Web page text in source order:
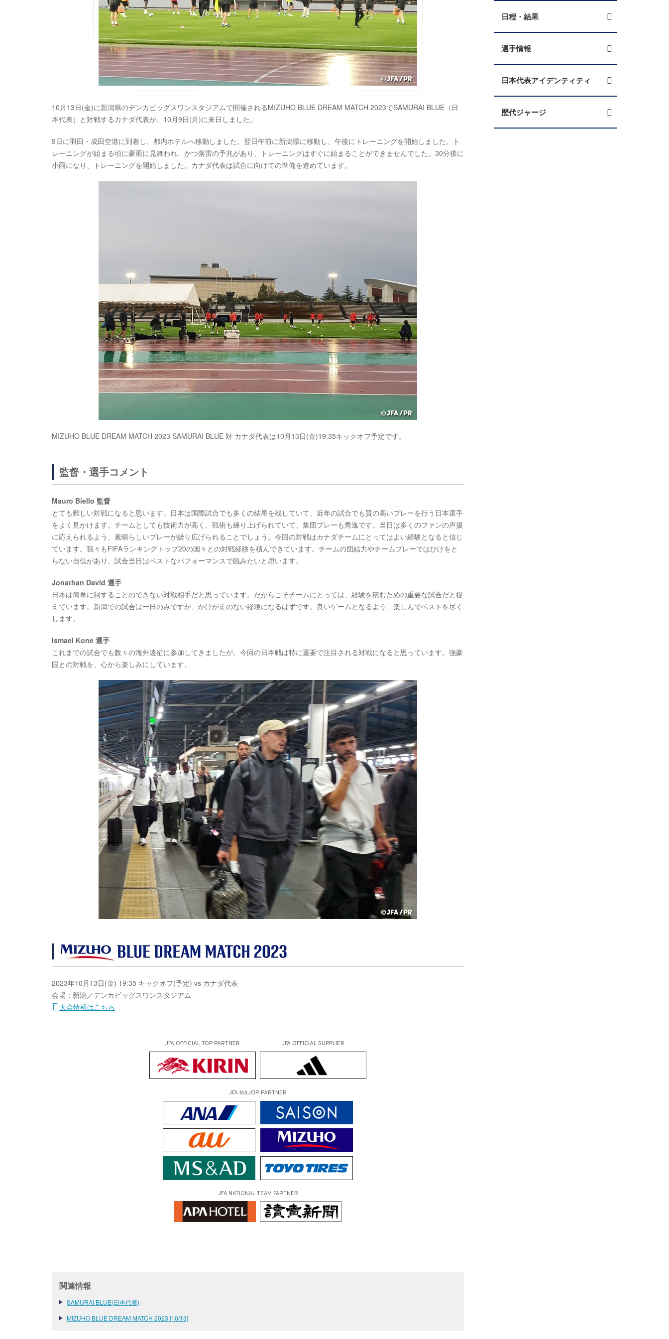
10月13日(金)に新潟県のデンカビッグスワンスタジアムで開催されるMIZUHO BLUE DREAM MATCH 2023でSAMURAI BLUE（日
本代表）と対戦するカナダ代表が、10月9日(月)に来日しました。
9日に羽田・成田空港に到着し、都内ホテルへ移動しました。翌日午前に新潟県に移動し、午後にトレーニングを開始しました。ト
レーニングが始まる頃に豪雨に見舞われ、かつ落雷の予兆があり、トレーニングはすぐに始まることができませんでした。30分後に
小雨になり、トレーニングを開始しました。カナダ代表は試合に向けての準備を進めています。
MIZUHO BLUE DREAM MATCH 2023 SAMURAI BLUE 対 カナダ代表は10月13日(金)19:35キックオフ予定です。
監督・選手コメント
Mauro Biello 監督
とても難しい対戦になると思います。日本は国際試合でも多くの結果を残していて、近年の試合でも質の高いプレーを行う日本選手
をよく見かけます。チームとしても技術力が高く、戦術も練り上げられていて、集団プレーも秀逸です。当日は多くのファンの声援
に応えられるよう、素晴らしいプレーが繰り広げられることでしょう。今回の対戦はカナダチームにとってはよい経験となると信じ
ています。我々もFIFAランキングトップ20の国々との対戦経験を積んできています。チームの団結力やチームプレーではひけをと
らない自信があり、試合当日はベストなパフォーマンスで臨みたいと思います。
Jonathan David 選手
日本は簡単に制することのできない対戦相手だと思っています。だからこそチームにとっては、経験を積むための重要な試合だと捉
えています。新潟での試合は一日のみですが、かけがえのない経験になるはずです。良いゲームとなるよう、楽しんでベストを尽く
します。
Ismael Kone 選手
これまでの試合でも数々の海外遠征に参加してきましたが、今回の日本戦は特に重要で注目される対戦になると思っています。強豪
国との対戦を、心から楽しみにしています。
2023年10月13日(金) 19:35 キックオフ(予定) vs カナダ代表
会場：新潟／デンカビッグスワンスタジアム
大会情報はこちら
JFA OFFICIALTOP PARTNER JFA OFFICIAL SUPPLIER
JFA MAJOR PARTNER
JFA NATIONAL TEAM PARTNER
関連情報
SAMURAI BLUE(日本代表)
MIZUHO BLUE DREAM MATCH 2023 [10/13]
日程・結果
選手情報
日本代表アイデンティティ
歴代ジャージ